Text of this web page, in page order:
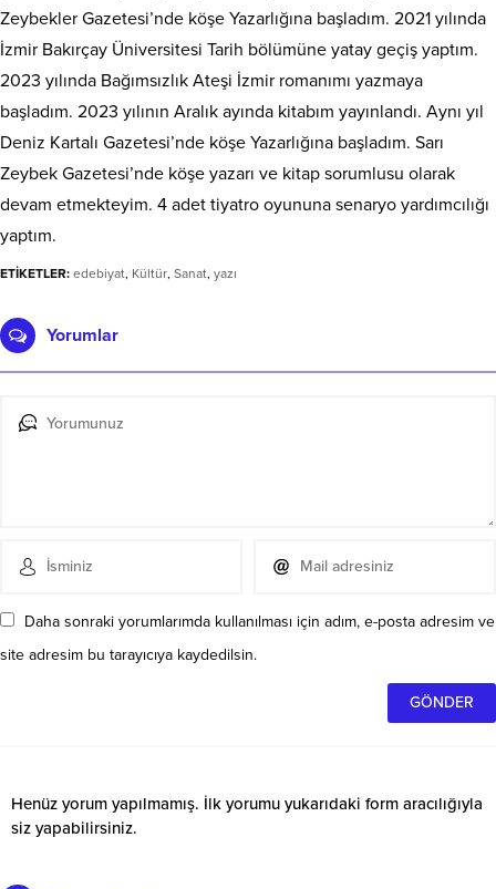
Zeybekler Gazetesi’nde köşe Yazarlığına başladım. 2021 yılında
İzmir Bakırçay Üniversitesi Tarih bölümüne yatay geçiş yaptım.
2023 yılında Bağımsızlık Ateşi İzmir romanımı yazmaya
başladım. 2023 yılının Aralık ayında kitabım yayınlandı. Aynı yıl
Deniz Kartalı Gazetesi’nde köşe Yazarlığına başladım. Sarı
Zeybek Gazetesi’nde köşe yazarı ve kitap sorumlusu olarak
devam etmekteyim. 4 adet tiyatro oyununa senaryo yardımcılığı
yaptım.
ETİKETLER: edebiyat, Kültür, Sanat, yazı
Yorumlar
Daha sonraki yorumlarımda kullanılması için adım, e-posta adresim ve
site adresim bu tarayıcıya kaydedilsin.
Henüz yorum yapılmamış. İlk yorumu yukarıdaki form aracılığıyla
siz yapabilirsiniz.